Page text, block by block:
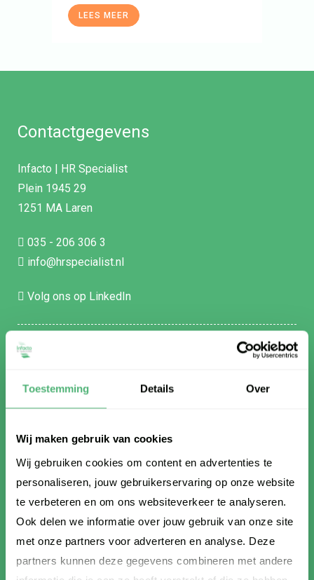
Toestemming Details Over
Wij maken gebruik van cookies
Wij gebruiken cookies om content en advertenties te
personaliseren, jouw gebruikerservaring op onze website
te verbeteren en om ons websiteverkeer te analyseren.
Ook delen we informatie over jouw gebruik van onze site
met onze partners voor adverteren en analyse. Deze
partners kunnen deze gegevens combineren met andere
LEES MEER
Contactgegevens
Infacto | HR Specialist
Plein 1945 29
1251 MA Laren
035 - 206 306 3
info@hrspecialist.nl
Volg ons op LinkedIn
Wie zijn wij
SNA-keurmerk
Lid van VvDN
Referenties
Aanmelden op nieuwsbrief
HR Blog en Tips
Contact